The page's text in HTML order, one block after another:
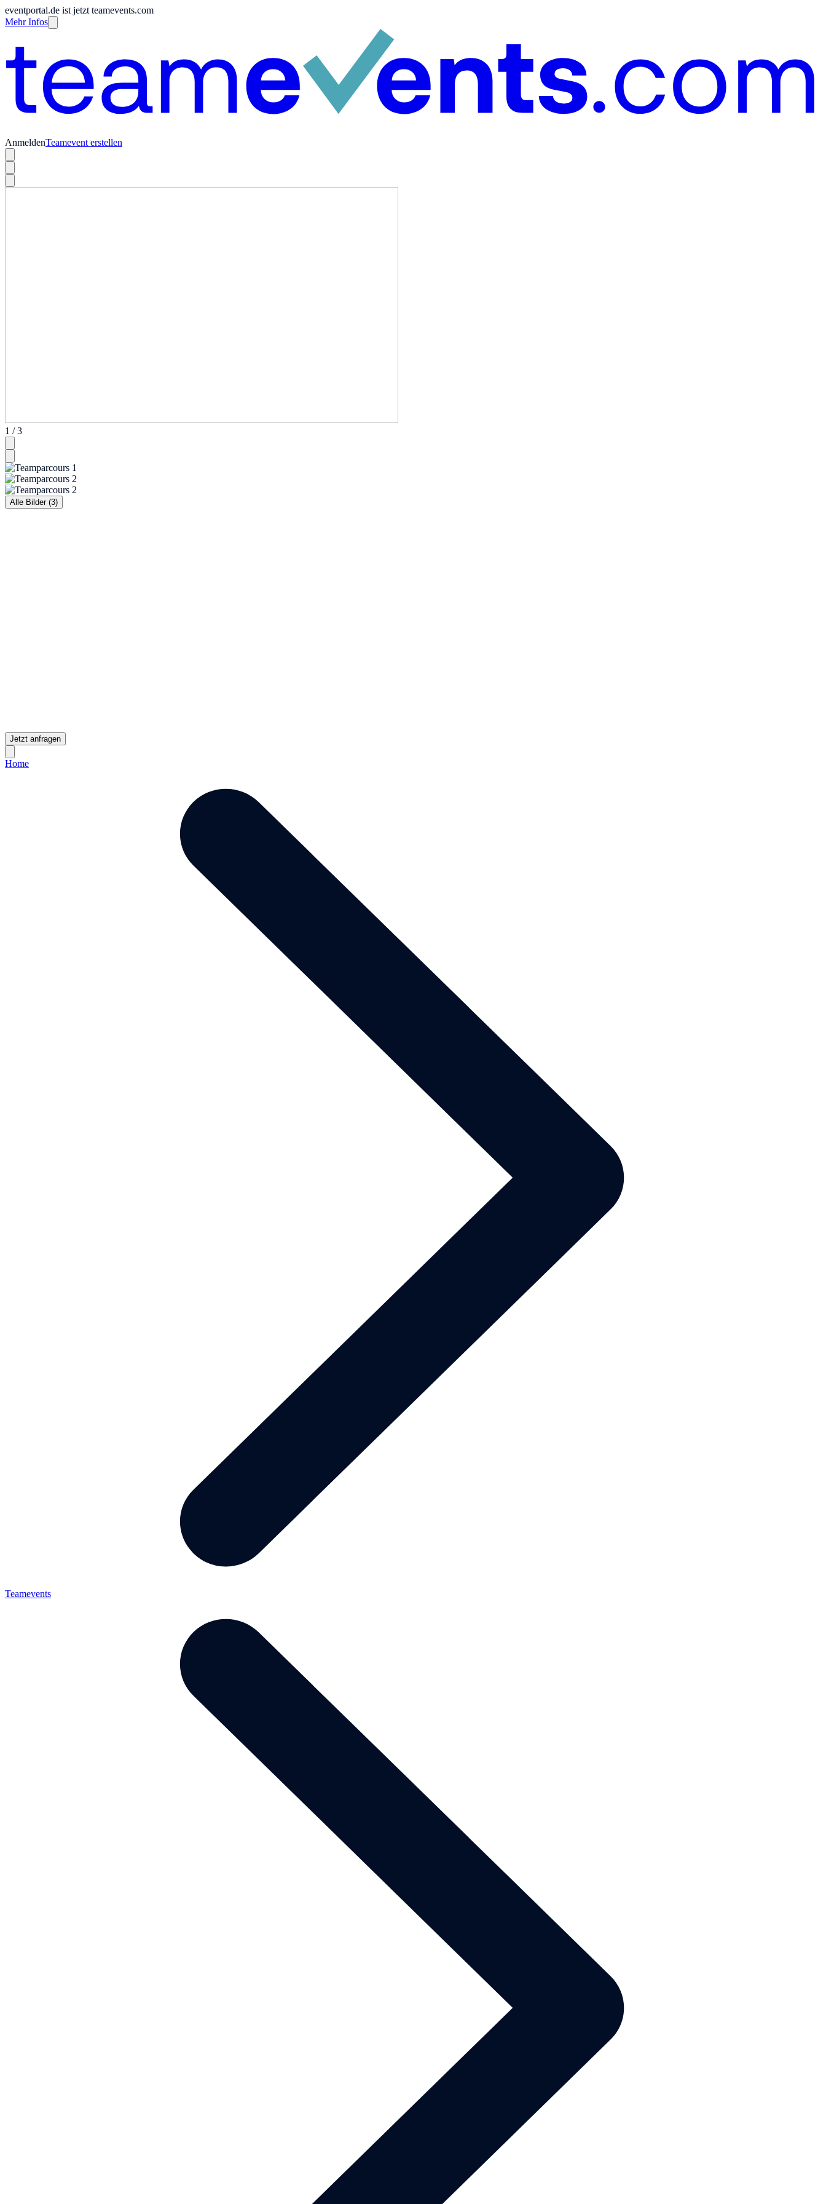
eventportal.de ist jetzt teamevents.com
Mehr Infos
AnmeldenTeamevent erstellen
1 / 3
Alle Bilder (3)
Jetzt anfragen
Home
Teamevents